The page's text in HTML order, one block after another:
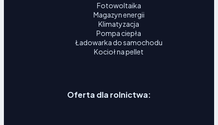
Fotowoltaika
Magazyn energii
Klimatyzacja
Pompa ciepła
Ładowarka do samochodu
Kocioł na pellet
Oferta dla rolnictwa: